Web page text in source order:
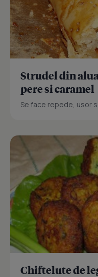
Strudel din
pere si caramel
Se face repede, usor
Chiftelute de